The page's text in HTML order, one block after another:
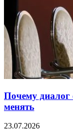
Почему диалог
менять
23.07.2026